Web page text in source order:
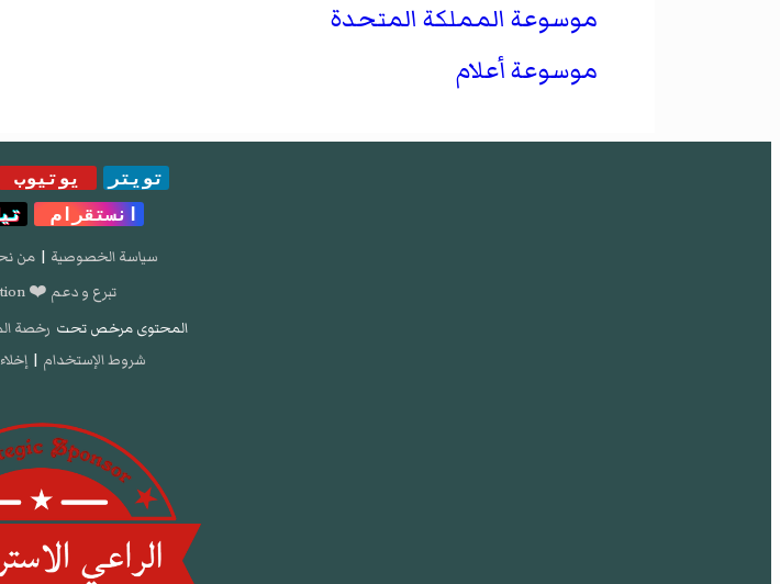
موسوعة المملكة المتحدة
موسوعة أعلام
تويتر يوتيوب
انستقرام
سياسة الخصوصية | من
تبرع و دعم ❤️ donation
المحتوى مرخص تحت رخصة
شروط الإستخدام |